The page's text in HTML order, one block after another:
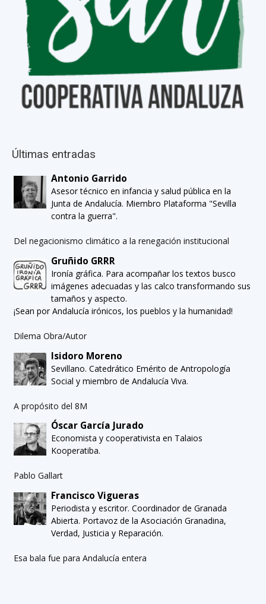
Últimas entradas
Antonio Garrido
Asesor técnico en infancia y salud pública en la
Junta de Andalucía. Miembro Plataforma "Sevilla
contra la guerra".
Del negacionismo climático a la renegación institucional
Gruñido GRRR
Ironía gráfica. Para acompañar los textos busco
imágenes adecuadas y las calco transformando sus
tamaños y aspecto.
¡Sean por Andalucía irónicos, los pueblos y la humanidad!
Dilema Obra/Autor
Isidoro Moreno
Sevillano. Catedrático Emérito de Antropología
Social y miembro de Andalucía Viva.
A propósito del 8M
Óscar García Jurado
Economista y cooperativista en Talaios
Kooperatiba.
Pablo Gallart
Francisco Vigueras
Periodista y escritor. Coordinador de Granada
Abierta. Portavoz de la Asociación Granadina,
Verdad, Justicia y Reparación.
Esa bala fue para Andalucía entera